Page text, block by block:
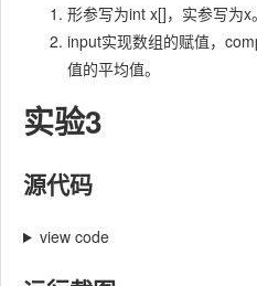
形参写为int x[]，实参写为x。
input实现数组的赋值，
值的平均值。
实验3
源代码
view code